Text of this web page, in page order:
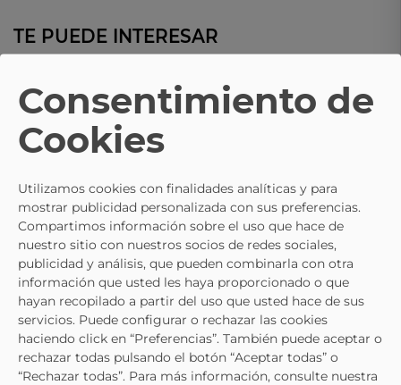
TE PUEDE INTERESAR
JOHN SMITH
Zapatillas Altas JOHN SMITH 412
Blancas
31,95 € 35,95 €
JOHN SMITH
Zapatillas JOHN SMITH 412
Consentimiento de
Cookies
Utilizamos cookies con finalidades analíticas y para
mostrar publicidad personalizada con sus preferencias.
Compartimos información sobre el uso que hace de
nuestro sitio con nuestros socios de redes sociales,
publicidad y análisis, que pueden combinarla con otra
información que usted les haya proporcionado o que
hayan recopilado a partir del uso que usted hace de sus
servicios. Puede configurar o rechazar las cookies
haciendo click en “Preferencias”. También puede aceptar o
rechazar todas pulsando el botón “Aceptar todas” o
“Rechazar todas”. Para más información, consulte nuestra